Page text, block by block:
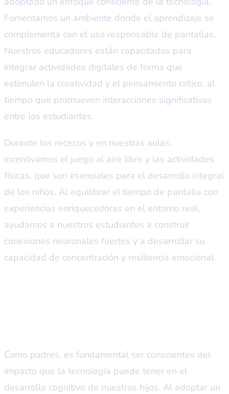
Fomentamos un ambiente donde el aprendizaje se
complementa con el uso responsable de pantallas.
Nuestros educadores están capacitados para
integrar actividades digitales de forma que
estimulen la creatividad y el pensamiento crítico, al
tiempo que promueven interacciones significativas
entre los estudiantes.
Durante los recesos y en nuestras aulas,
incentivamos el juego al aire libre y las actividades
físicas, que son esenciales para el desarrollo integral
de los niños. Al equilibrar el tiempo de pantalla con
experiencias enriquecedoras en el entorno real,
ayudamos a nuestros estudiantes a construir
conexiones neuronales fuertes y a desarrollar su
capacidad de concentración y resiliencia emocional.
Como padres, es fundamental ser conscientes del
impacto que la tecnología puede tener en el
desarrollo cognitivo de nuestros hijos. Al adoptar un